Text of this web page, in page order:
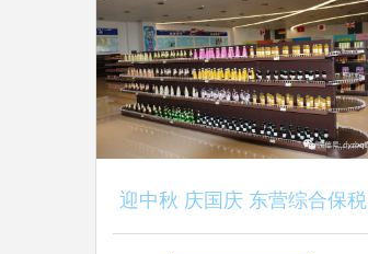
迎中秋 庆国庆 东营综合保税